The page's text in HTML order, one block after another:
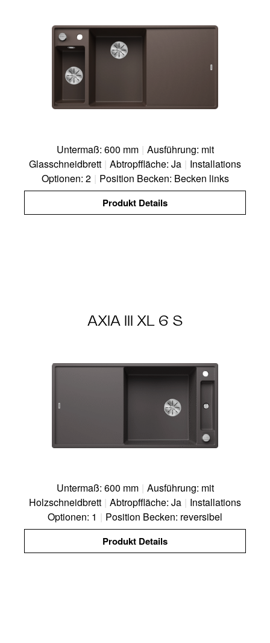
Untermaß: 600 mm | Ausführung: mit
Glasschneidbrett | Abtropffläche: Ja | Installations
Optionen: 2 | Position Becken: Becken links
Produkt Details
AXIA III XL 6 S
Untermaß: 600 mm | Ausführung: mit
Holzschneidbrett | Abtropffläche: Ja | Installations
Optionen: 1 | Position Becken: reversibel
Produkt Details